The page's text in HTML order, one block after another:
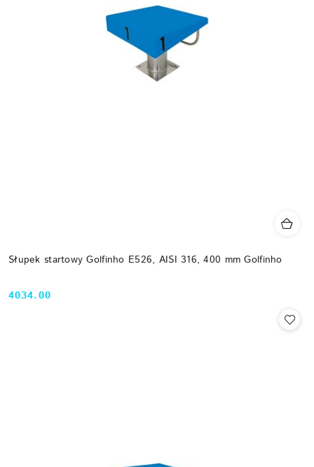
Słupek startowy Golfinho E526, AISI 316, 400 mm Golfinho
Cena:
4034.00